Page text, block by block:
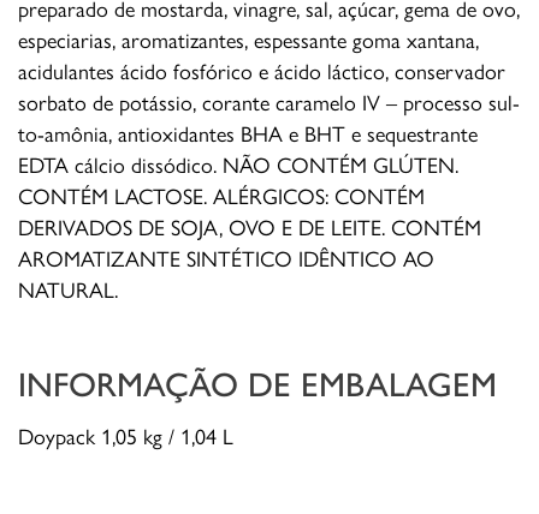
preparado de mostarda, vinagre, sal, açúcar, gema de ovo,
especiarias, aromatizantes, espessante goma xantana,
acidulantes ácido fosfórico e ácido láctico, conservador
sorbato de potássio, corante caramelo IV – processo sul­
to-amônia, antioxidantes BHA e BHT e sequestrante
EDTA cálcio dissódico. NÃO CONTÉM GLÚTEN.
CONTÉM LACTOSE. ALÉRGICOS: CONTÉM
DERIVADOS DE SOJA, OVO E DE LEITE. CONTÉM
AROMATIZANTE SINTÉTICO IDÊNTICO AO
NATURAL.
INFORMAÇÃO DE EMBALAGEM
Doypack 1,05 kg / 1,04 L